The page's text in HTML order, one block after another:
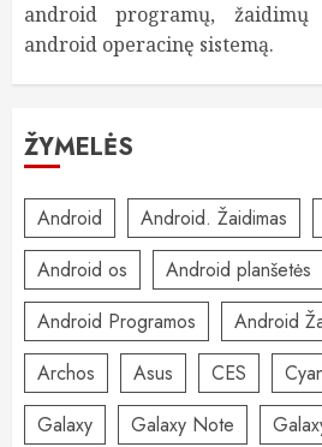
android programų,
android operacinę sistemą.
ŽYMELĖS
Android Android. Žaidimas
Android os
Android planšetės
Android Programos
Android
Archos
Asus CES
Galaxy
Galaxy Note